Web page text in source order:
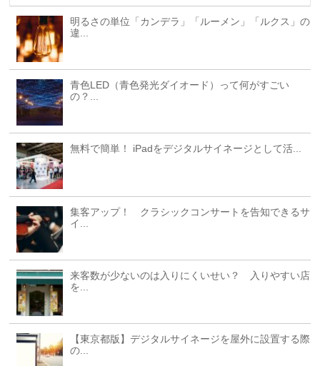
明るさの単位「カンデラ」「ルーメン」「ルクス」の
違...
青色LED（青色発光ダイオード）って何がすごい
の？...
無料で簡単！ iPadをデジタルサイネージとして活...
集客アップ！ クラシックコンサートを告知できるサ
イ...
来客数が少ないのは入りにくいせい？ 入りやすい店
を...
【東京都版】デジタルサイネージを屋外に設置する際
の...